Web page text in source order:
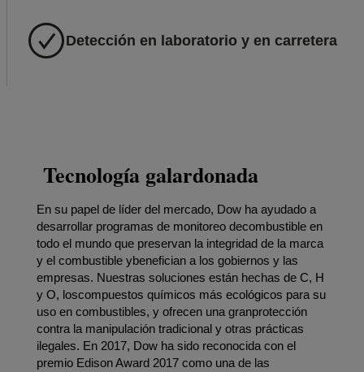
Detección en laboratorio y en carretera
Tecnología galardonada
En su papel de líder del mercado, Dow ha ayudado a
desarrollar programas de monitoreo decombustible en
todo el mundo que preservan la integridad de la marca
y el combustible ybenefician a los gobiernos y las
empresas. Nuestras soluciones están hechas de C, H
y O, loscompuestos químicos más ecológicos para su
uso en combustibles, y ofrecen una granprotección
contra la manipulación tradicional y otras prácticas
ilegales. En 2017, Dow ha sido reconocida con el
premio Edison Award 2017 como una de las